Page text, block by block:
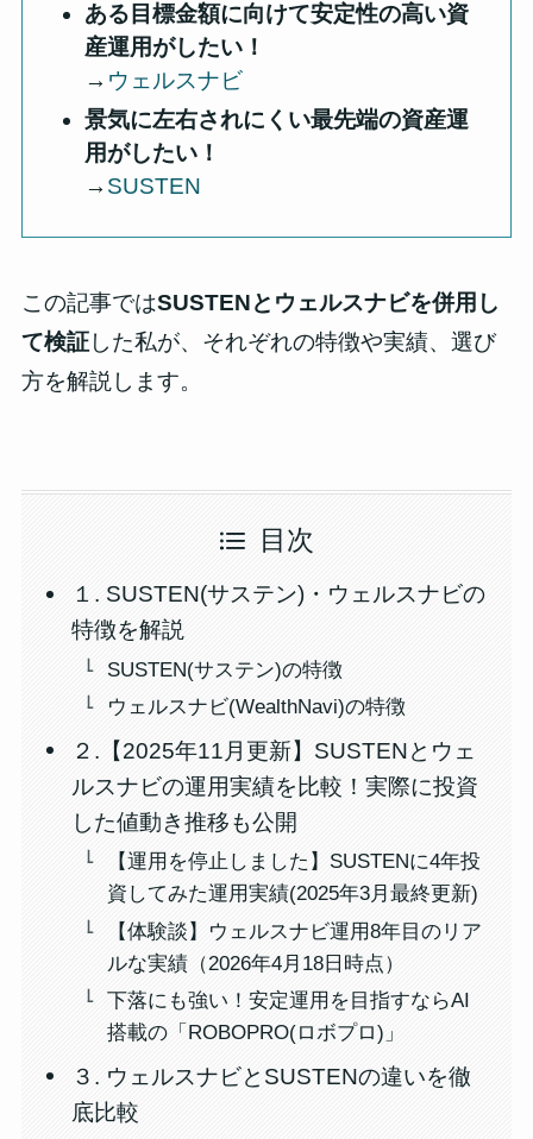
ある目標金額に向けて安定性の高い資
産運用がしたい！
→ ウェルスナビ
景気に左右されにくい最先端の資産運
用がしたい！
→ SUSTEN
この記事ではSUSTENとウェルスナビを併用し
て検証した私が、それぞれの特徴や実績、選び
方を解説します。
目次
１. SUSTEN(サステン)・ウェルスナビの
特徴を解説
SUSTEN(サステン)の特徴
ウェルスナビ(WealthNavi)の特徴
２.【2025年11月更新】SUSTENとウェ
ルスナビの運用実績を比較！実際に投資
した値動き推移も公開
【運用を停止しました】SUSTENに4年投
資してみた運用実績(2025年3月最終更新)
【体験談】ウェルスナビ運用8年目のリア
ルな実績（2026年4月18日時点）
下落にも強い！安定運用を目指すならAI
搭載の「ROBOPRO(ロボプロ)」
３. ウェルスナビとSUSTENの違いを徹
底比較